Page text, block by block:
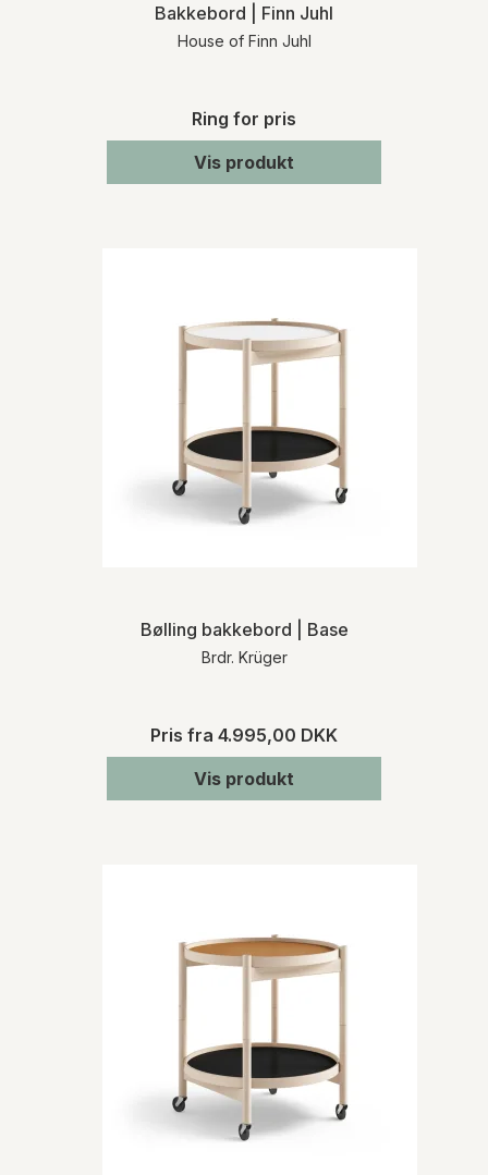
Bakkebord | Finn Juhl
House of Finn Juhl
Ring for pris
Vis produkt
Bølling bakkebord | Base
Brdr. Krüger
Pris fra 4.995,00 DKK
Vis produkt